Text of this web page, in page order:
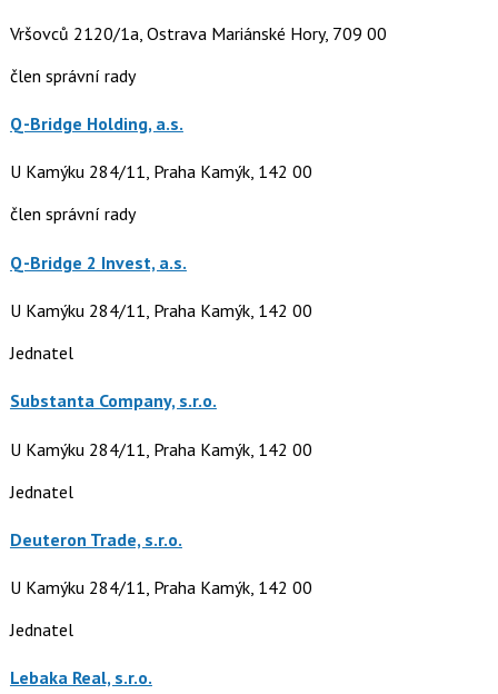
Vršovců 2120/1a, Ostrava Mariánské Hory, 709 00
člen správní rady
Q-Bridge Holding, a.s.
U Kamýku 284/11, Praha Kamýk, 142 00
člen správní rady
Q-Bridge 2 Invest, a.s.
U Kamýku 284/11, Praha Kamýk, 142 00
Jednatel
Substanta Company, s.r.o.
U Kamýku 284/11, Praha Kamýk, 142 00
Jednatel
Deuteron Trade, s.r.o.
U Kamýku 284/11, Praha Kamýk, 142 00
Jednatel
Lebaka Real, s.r.o.